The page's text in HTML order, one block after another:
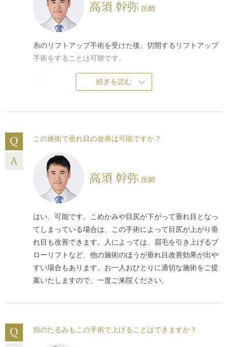
高須 幹弥 医師
糸のリフトアップ手術を受けた後、切開するリフトアップ
手術をすることは可能です。
高須クリニックで行っている切らない糸のリフトには、
を受けた後、ミニフェイスリフト（頬のたるみ取り）、ミ
（額のしわ取り手術）、コメカミリフト、ポニーテールリ
フト（小切開こめかみリフト）などの切る手術をするのは
全く支障はありません。
糸が邪魔になって手術に支障がでることもありません。
また、切開するリフトアップ手術をしたことにより、以前
に受けた糸のリフトアップ手術の効果がなくなったり、糸
のリフトアップ手術を受けた意味がなくなってしまうこと
もありません。
残るため、更なる効果が期待できます。
続きを読む
この施術で垂れ目の改善は可能ですか？
高須 幹弥 医師
はい、可能です。こめかみや目尻が下がって垂れ目となっ
てしまっている場合は、この手術によって目尻が上がり垂
れ目も改善できます。人によっては、眉毛を引き上げるブ
ローリフトなど、他の施術のほうが垂れ目改善効果が出や
すい場合もあります。お一人おひとりに適切な施術をご提
案いたしますので、一度ご来院ください。
頬のたるみもこの手術で上げることはできますか？